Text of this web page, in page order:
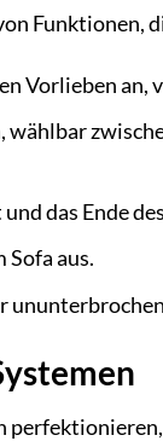
Funktionen,
Vorlieben an,
wählbar
das Ende
aus.